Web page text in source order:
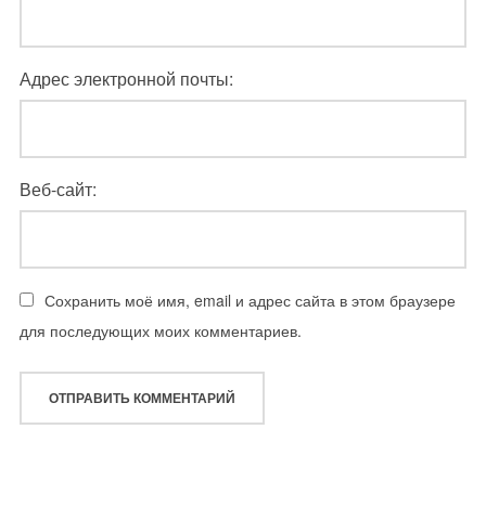
Адрес электронной почты:
Веб-сайт:
Сохранить моё имя, email и адрес сайта в этом браузере
для последующих моих комментариев.